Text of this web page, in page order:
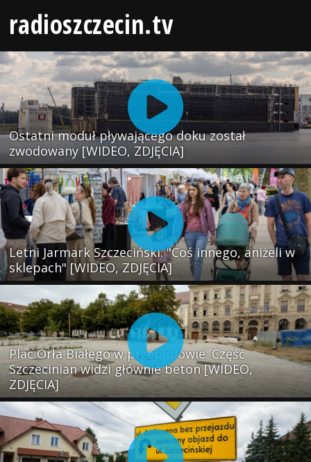
radioszczecin.tv
Ostatni moduł pływającego doku został
zwodowany [WIDEO, ZDJĘCIA]
Letni Jarmark Szczeciński. "Coś innego, aniżeli w
sklepach" [WIDEO, ZDJĘCIA]
Plac Orła Białego w przebudowie. Część
Szczecinian widzi głównie beton [WIDEO,
ZDJĘCIA]